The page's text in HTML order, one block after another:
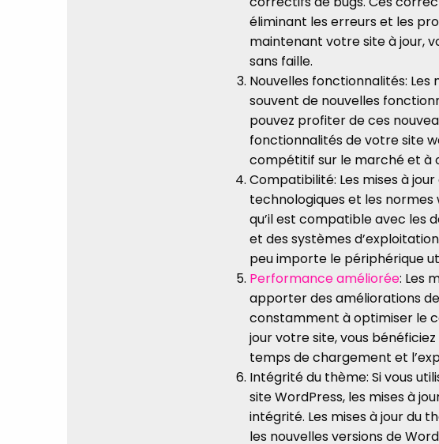
éliminant les erreurs et les
maintenant votre site à jour,
sans faille.
Nouvelles fonctionnalités: Les
souvent de nouvelles
pouvez profiter de ces
fonctionnalités de votre site
compétitif sur le marché et à
Compatibilité: Les mises à
technologiques et les normes
qu’il est compatible avec les
et des systèmes
peu importe le périphérique
Performance améliorée: Les
apporter des améliorations
constamment à optimiser le
jour votre site, vous
temps de chargement et
Intégrité du thème: Si vous
site WordPress, les mises à
intégrité. Les mises à jour du
les nouvelles versions de